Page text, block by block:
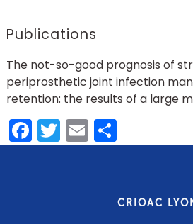
Publications
The not-so-good prognosis of
periprosthetic joint infection
retention: the results of a large
Facebook
Twitter
EmailShare
CRIOAC